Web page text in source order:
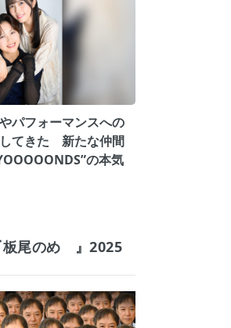
パフォーマンスへの
てきた 新たな仲間
の本気
板尾のめ゙』2025